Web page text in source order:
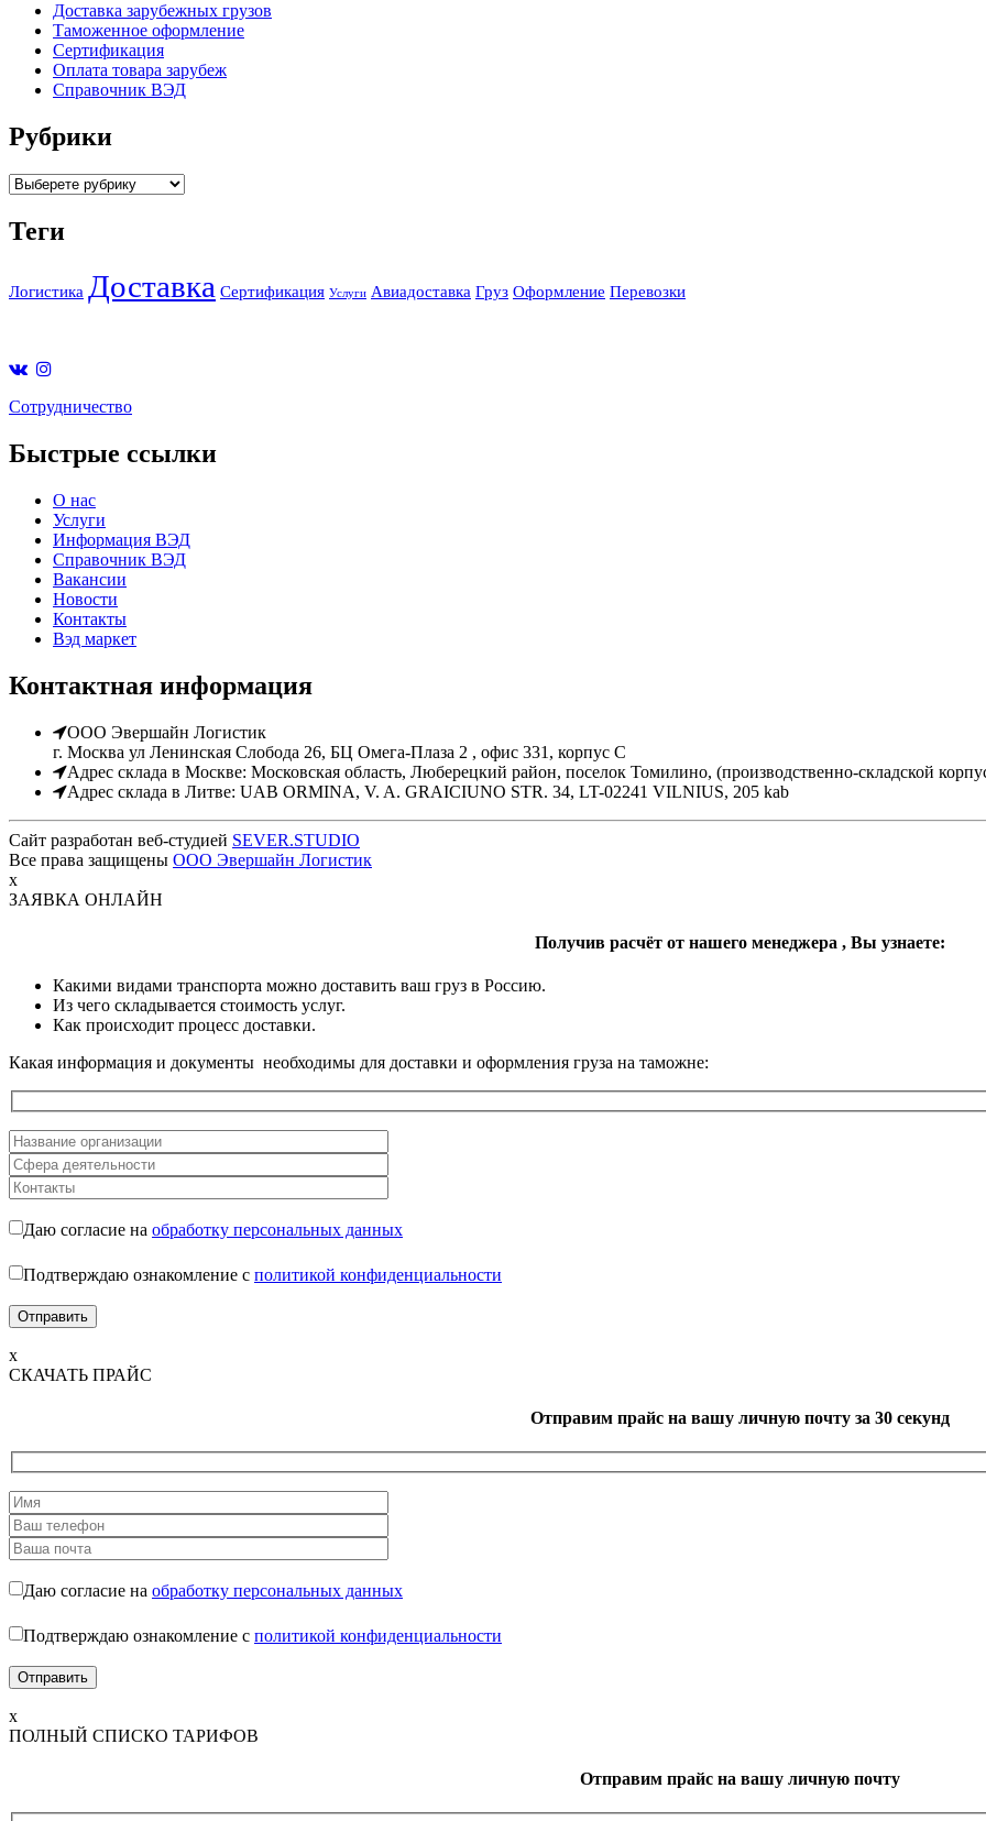
Доставка зарубежных грузов
Таможенное оформление
Сертификация
Оплата товара зарубеж
Справочник ВЭД
Рубрики
Categories
Теги
Логистика Доставка Сертификация Услуги Авиадоставка Груз Оформление Перевозки
Cотрудничество
Быстрые ссылки
О нас
Услуги
Информация ВЭД
Справочник ВЭД
Вакансии
Новости
Контакты
Вэд маркет
Контактная информация
ООО Эвершайн Логистик
г. Москва ул Ленинская Слобода 26, БЦ Омега-Плаза 2 , офис 331, корпус С
Адрес склада в Москве: Московская область, Люберецкий район, поселок Томилино, (производственно-складской
Адрес склада в Литве: UAB ORMINA, V. A. GRAICIUNO STR. 34, LT-02241 VILNIUS, 205 kab
Сайт разработан веб-студией SEVER.STUDIO
Все права защищены ООО Эвершайн Логистик
x
ЗАЯВКА ОНЛАЙН
Получив расчёт от нашего менеджера , Вы узнаете:
Какими видами транспорта можно доставить ваш груз в Россию.
Из чего складывается стоимость услуг.
Как происходит процесс доставки.
Какая информация и документы необходимы для доставки и оформления груза на таможне:
Даю согласие на обработку персональных данных
Подтверждаю ознакомление с политикой конфиденциальности
x
СКАЧАТЬ ПРАЙС
Отправим прайс на вашу личную почту за 30 секунд
Даю согласие на обработку персональных данных
Подтверждаю ознакомление с политикой конфиденциальности
x
ПОЛНЫЙ СПИСКО ТАРИФОВ
Отправим прайс на вашу личную почту